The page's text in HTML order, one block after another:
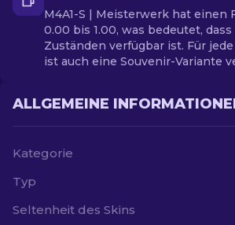
M4A1-S | Meisterwerk hat einen
0.00 bis 1.00, was bedeutet,
Zuständen verfügbar ist. Für
ist auch eine Souvenir-Variante
ALLGEMEINE
Kategorie
Typ
Seltenheit des Skins